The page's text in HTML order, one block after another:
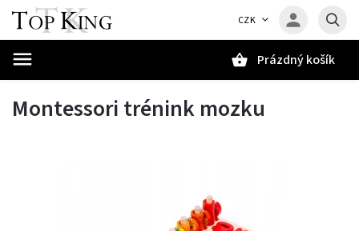
CZK
Prázdný košík
Montessori trénink mozku